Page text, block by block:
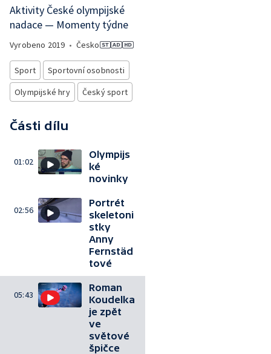
Aktivity České olympijské
nadace — Momenty týdne
Vyrobeno 2019 • Česko
Sport
Sportovní osobnosti
Olympijské hry
Český sport
Části dílu
01:02
Olympijs
ké
novinky
02:56
Portrét
skeletoni
stky
Anny
Fernstäd
tové
05:43
Roman
Koudelka
je zpět
ve
světové
špičce